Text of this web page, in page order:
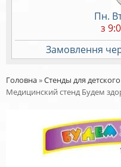
Пн.
з
Замовлення
Головна»Стенды для
Медицинский стенд Будем